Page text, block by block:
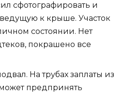
сфотографировать и
к крыше. Участок
состоянии. Нет
покрашено все
На трубах заплаты из
предпринять